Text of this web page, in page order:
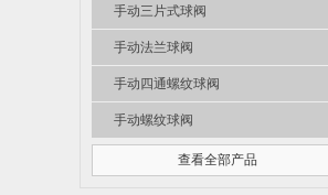
手动三片式球阀
手动法兰球阀
手动四通螺纹球阀
手动螺纹球阀
查看全部产品